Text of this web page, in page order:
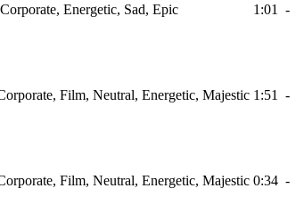
Energetic, Sad, Epic 1:01 -
Film, Neutral, Energetic, Majestic 1:51 -
Film, Neutral, Energetic, Majestic 0:34 -